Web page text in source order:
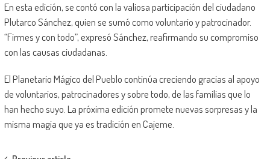
En esta edición, se contó con la valiosa participación del ciudadano
Plutarco Sánchez, quien se sumó como voluntario y patrocinador.
“Firmes y con todo”, expresó Sánchez, reafirmando su compromiso
con las causas ciudadanas.
El Planetario Mágico del Pueblo continúa creciendo gracias al apoyo
de voluntarios, patrocinadores y sobre todo, de las familias que lo
han hecho suyo. La próxima edición promete nuevas sorpresas y la
misma magia que ya es tradición en Cajeme.